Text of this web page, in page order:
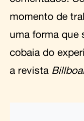
momento de
uma forma que
cobaia do
a revista